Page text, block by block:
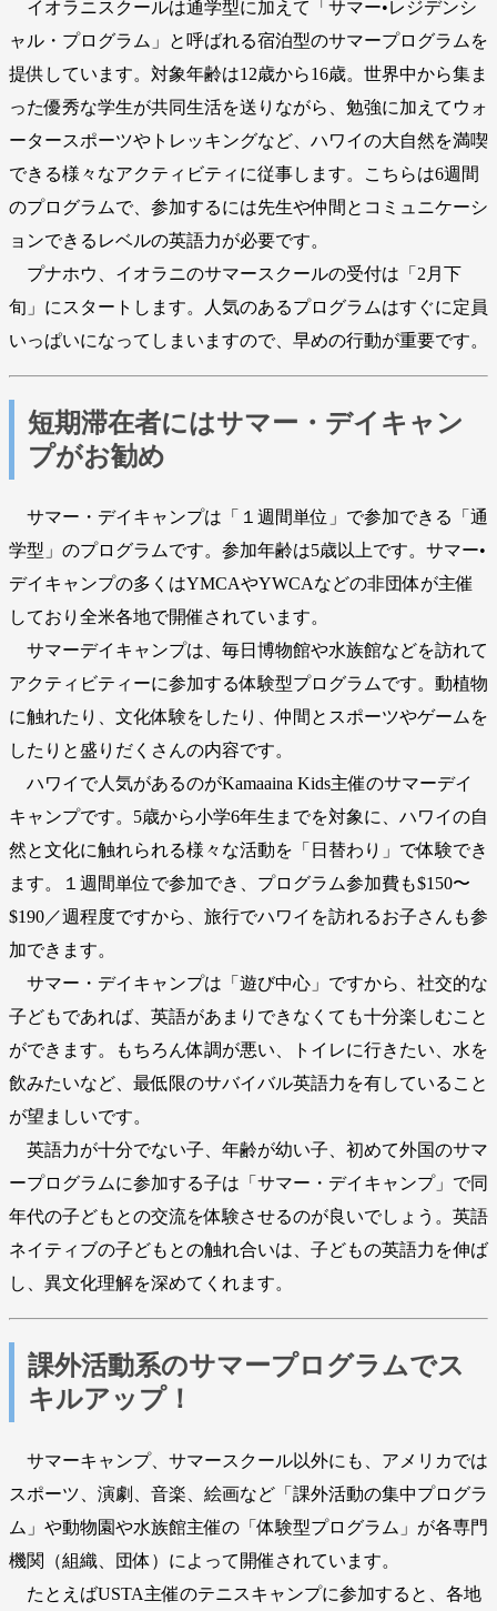
イオラニスクールは通学型に加えて「サマー•レジデンシ
ャル・プログラム」と呼ばれる宿泊型のサマープログラムを
提供しています。対象年齢は12歳から16歳。世界中から集ま
った優秀な学生が共同生活を送りながら、勉強に加えてウォ
ータースポーツやトレッキングなど、ハワイの大自然を満喫
できる様々なアクティビティに従事します。こちらは6週間
のプログラムで、参加するには先生や仲間とコミュニケーシ
ョンできるレベルの英語力が必要です。
プナホウ、イオラニのサマースクールの受付は「2月下
旬」にスタートします。人気のあるプログラムはすぐに定員
いっぱいになってしまいますので、早めの行動が重要です。
短期滞在者にはサマー・デイキャン
プがお勧め
サマー・デイキャンプは「１週間単位」で参加できる「通
学型」のプログラムです。参加年齢は5歳以上です。サマー•
デイキャンプの多くはYMCAやYWCAなどの非団体が主催
しており全米各地で開催されています。
サマーデイキャンプは、毎日博物館や水族館などを訪れて
アクティビティーに参加する体験型プログラムです。動植物
に触れたり、文化体験をしたり、仲間とスポーツやゲームを
したりと盛りだくさんの内容です。
ハワイで人気があるのがKamaaina Kids主催のサマーデイ
キャンプです。5歳から小学6年生までを対象に、ハワイの自
然と文化に触れられる様々な活動を「日替わり」で体験でき
ます。１週間単位で参加でき、プログラム参加費も$150〜
$190／週程度ですから、旅行でハワイを訪れるお子さんも参
加できます。
サマー・デイキャンプは「遊び中心」ですから、社交的な
子どもであれば、英語があまりできなくても十分楽しむこと
ができます。もちろん体調が悪い、トイレに行きたい、水を
飲みたいなど、最低限のサバイバル英語力を有していること
が望ましいです。
英語力が十分でない子、年齢が幼い子、初めて外国のサマ
ープログラムに参加する子は「サマー・デイキャンプ」で同
年代の子どもとの交流を体験させるのが良いでしょう。英語
ネイティブの子どもとの触れ合いは、子どもの英語力を伸ば
し、異文化理解を深めてくれます。
課外活動系のサマープログラムでス
キルアップ！
サマーキャンプ、サマースクール以外にも、アメリカでは
スポーツ、演劇、音楽、絵画など「課外活動の集中プログラ
ム」や動物園や水族館主催の「体験型プログラム」が各専門
機関（組織、団体）によって開催されています。
たとえばUSTA主催のテニスキャンプに参加すると、各地